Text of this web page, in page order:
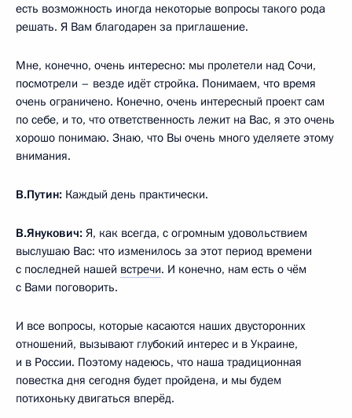
есть возможность иногда некоторые вопросы такого рода
решать. Я Вам благодарен за приглашение.
Мне, конечно, очень интересно: мы пролетели над Сочи,
посмотрели – везде идёт стройка. Понимаем, что время
очень ограничено. Конечно, очень интересный проект сам
по себе, и то, что ответственность лежит на Вас, я это очень
хорошо понимаю. Знаю, что Вы очень много уделяете этому
внимания.
В.Путин: Каждый день практически.
В.Янукович: Я, как всегда, с огромным удовольствием
выслушаю Вас: что изменилось за этот период времени
с последней нашей встречи. И конечно, нам есть о чём
с Вами поговорить.
И все вопросы, которые касаются наших двусторонних
отношений, вызывают глубокий интерес и в Украине,
и в России. Поэтому надеюсь, что наша традиционная
повестка дня сегодня будет пройдена, и мы будем
потихоньку двигаться вперёд.